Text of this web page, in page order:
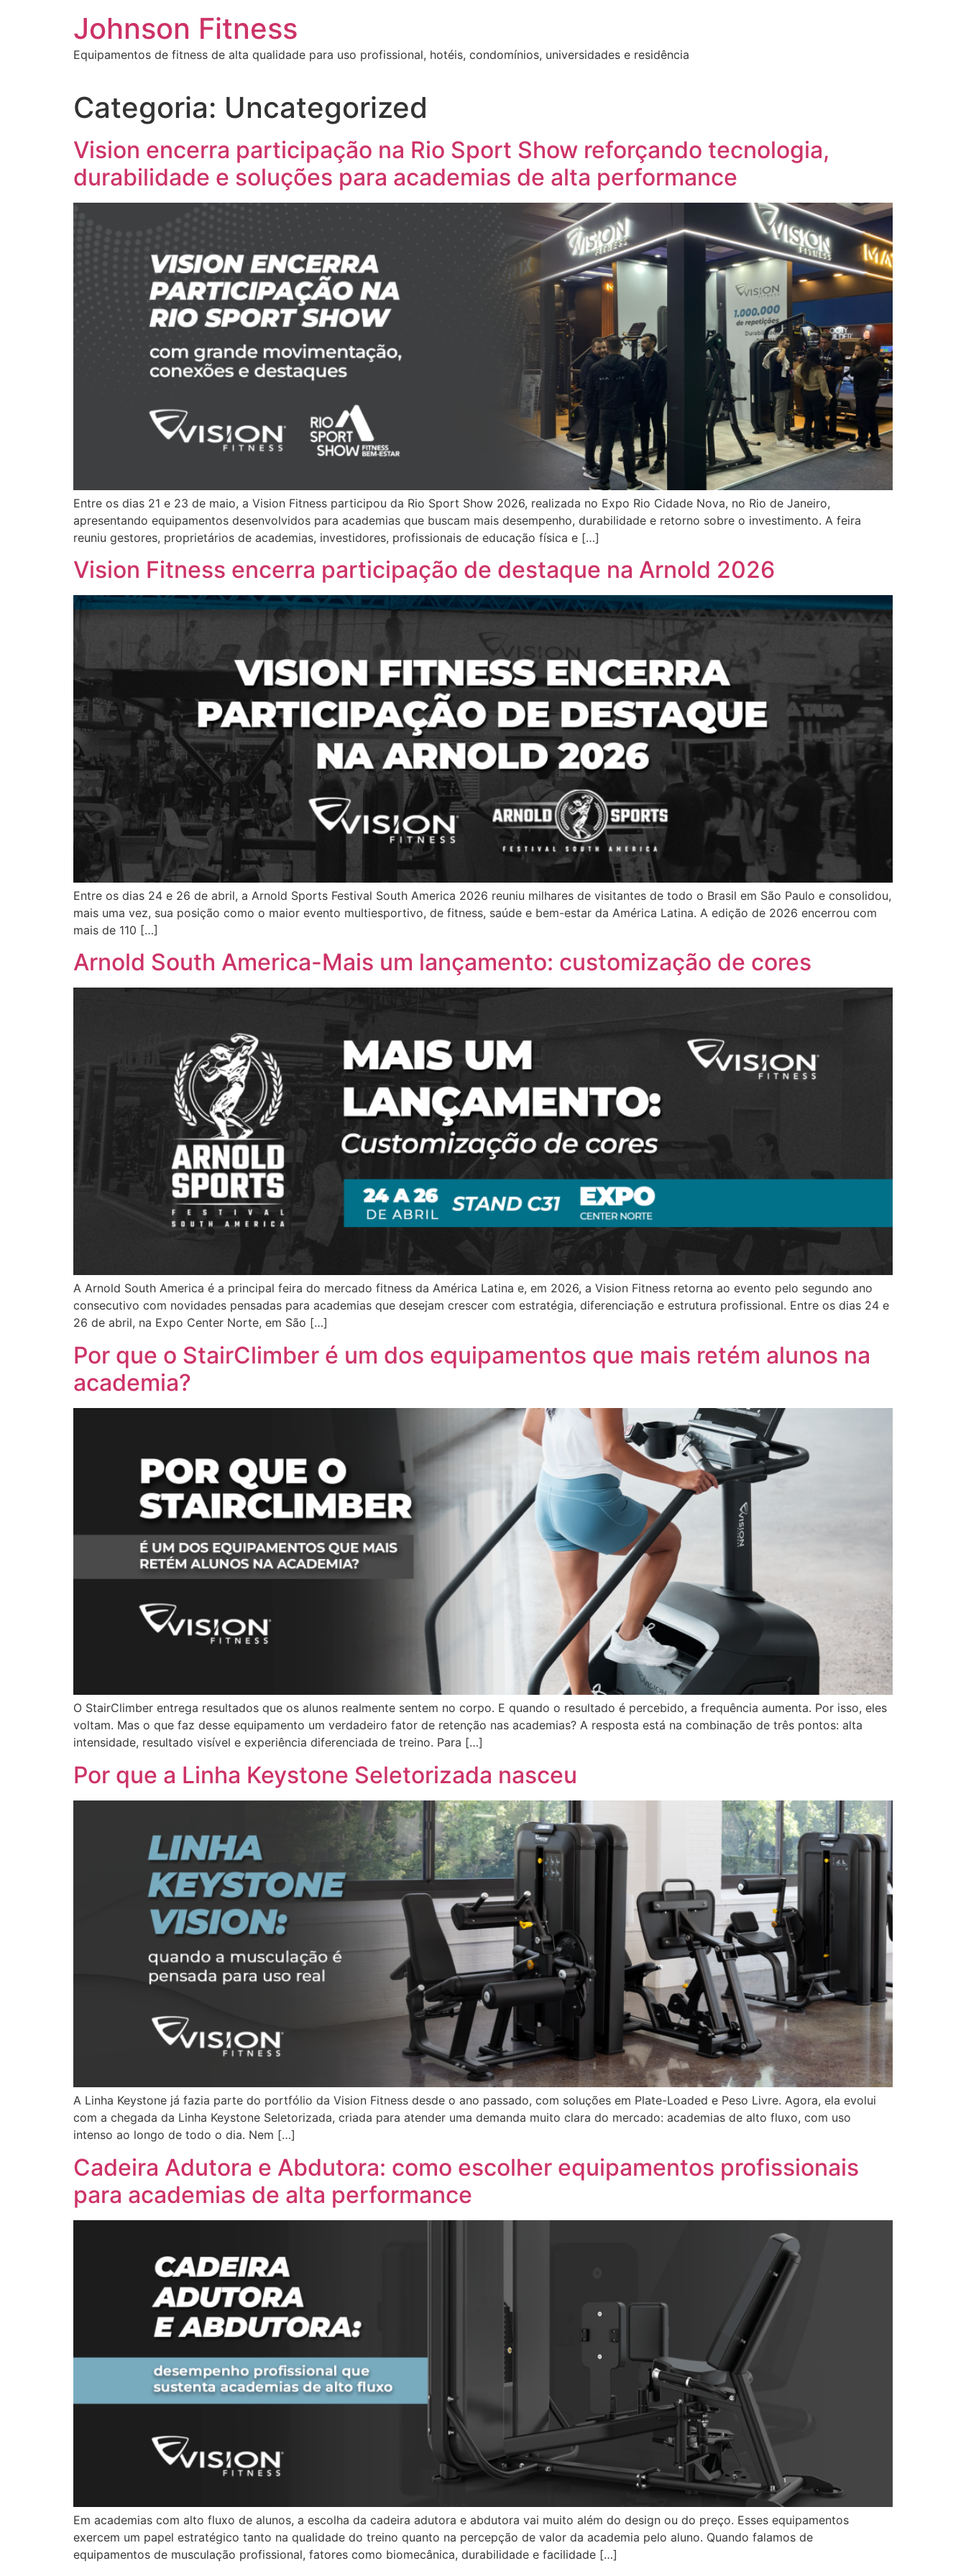
Johnson Fitness
Equipamentos de fitness de alta qualidade para uso profissional, hotéis, condomínios, universidades e residência
Categoria: Uncategorized
Vision encerra participação na Rio Sport Show reforçando tecnologia,
durabilidade e soluções para academias de alta performance
Entre os dias 21 e 23 de maio, a Vision Fitness participou da Rio Sport Show 2026, realizada no Expo Rio Cidade Nova, no Rio de Janeiro,
apresentando equipamentos desenvolvidos para academias que buscam mais desempenho, durabilidade e retorno sobre o investimento. A feira
reuniu gestores, proprietários de academias, investidores, profissionais de educação física e […]
Vision Fitness encerra participação de destaque na Arnold 2026
Entre os dias 24 e 26 de abril, a Arnold Sports Festival South America 2026 reuniu milhares de visitantes de todo o Brasil em São Paulo e consolidou,
mais uma vez, sua posição como o maior evento multiesportivo, de fitness, saúde e bem-estar da América Latina. A edição de 2026 encerrou com
mais de 110 […]
Arnold South America-Mais um lançamento: customização de cores
A Arnold South America é a principal feira do mercado fitness da América Latina e, em 2026, a Vision Fitness retorna ao evento pelo segundo ano
consecutivo com novidades pensadas para academias que desejam crescer com estratégia, diferenciação e estrutura profissional. Entre os dias 24 e
26 de abril, na Expo Center Norte, em São […]
Por que o StairClimber é um dos equipamentos que mais retém alunos na
academia?
O StairClimber entrega resultados que os alunos realmente sentem no corpo. E quando o resultado é percebido, a frequência aumenta. Por isso, eles
voltam. Mas o que faz desse equipamento um verdadeiro fator de retenção nas academias? A resposta está na combinação de três pontos: alta
intensidade, resultado visível e experiência diferenciada de treino. Para […]
Por que a Linha Keystone Seletorizada nasceu
A Linha Keystone já fazia parte do portfólio da Vision Fitness desde o ano passado, com soluções em Plate-Loaded e Peso Livre. Agora, ela evolui
com a chegada da Linha Keystone Seletorizada, criada para atender uma demanda muito clara do mercado: academias de alto fluxo, com uso
intenso ao longo de todo o dia. Nem […]
Cadeira Adutora e Abdutora: como escolher equipamentos profissionais
para academias de alta performance
Em academias com alto fluxo de alunos, a escolha da cadeira adutora e abdutora vai muito além do design ou do preço. Esses equipamentos
exercem um papel estratégico tanto na qualidade do treino quanto na percepção de valor da academia pelo aluno. Quando falamos de
equipamentos de musculação profissional, fatores como biomecânica, durabilidade e facilidade […]